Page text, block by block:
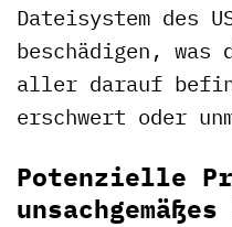
Dateisystem des
beschädigen,
aller darauf
erschwert oder
Potenzielle